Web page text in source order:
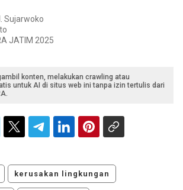
Sujarwoko
JATIM 2025
konten, melakukan crawling atau
untuk AI di situs web ini tanpa izin tertulis dari
kerusakan lingkungan